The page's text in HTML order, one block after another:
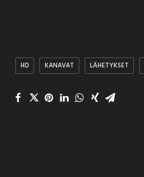
HD KANAVAT LÄHETYKSET